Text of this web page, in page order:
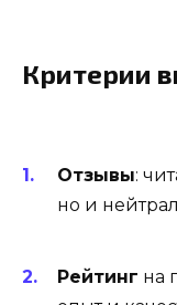
Критерии
Отзывы:
но и
Рейтинг на